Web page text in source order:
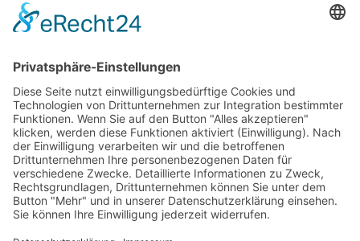
Tark Aleko
Baujahr 1989
JK173/01 1989
Eufra Racing: Victor Rosso + Meik Wagner
(Wunstorf) + Ralf Kelleners (ab GP Hockenheim)
1992
Tomas Karhanek
JK173/02 1989
Eufra Racing: Tom Kristensen + Ralf Kelleners
(bis Wunstorf) + Victor Rosso (GP Hockenheim)
+ Meik Wagner (ab Diepholz)
1991
Micanek Motorsport: Jiri Micanek